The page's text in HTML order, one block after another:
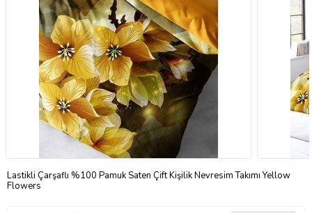
Lastikli Çarşaflı %100 Pamuk Saten Çift Kişilik Nevresim Takımı Yellow
Flowers